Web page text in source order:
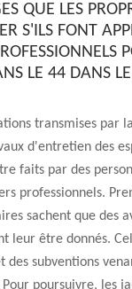
QUE LES
S'ILS FONT
LE 44 DANS
transmises par
d'entretien des
faits par des
professionnels.
sachent que des
leur être donnés.
des subventions
poursuivre, les